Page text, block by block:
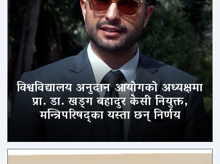
विश्वविद्यालय अनुदान आयोगको अध्यक्षमा
प्रा. डा. खड्ग बहादुर केसी नियुक्त,
मन्त्रिपरिषद्का यस्ता छन् निर्णय